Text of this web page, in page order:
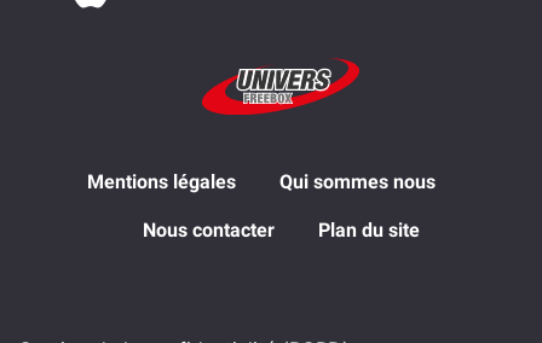
Mentions légales Qui sommes nous
Nous contacter Plan du site